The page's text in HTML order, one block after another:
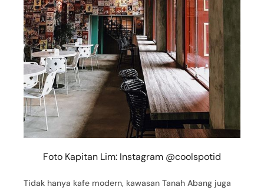
Foto Kapitan Lim: Instagram @coolspotid
Tidak hanya kafe modern, kawasan Tanah Abang juga